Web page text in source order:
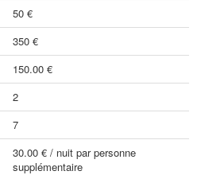
50 €
350 €
150.00 €
2
7
30.00 € / nuit par personne
supplémentaire